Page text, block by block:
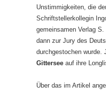
Unstimmigkeiten, die
Schriftstellerkollegin
gemeinsamen Verlag
dann zur Jury des
durchgestochen wurde.
Gittersee auf ihre
Über das im Artikel